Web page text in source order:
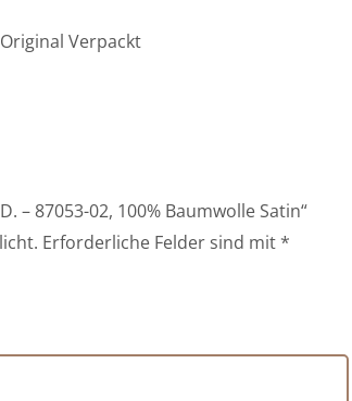
Verpackt
– 87053-02, 100% Baumwolle Satin“
Erforderliche Felder sind mit *